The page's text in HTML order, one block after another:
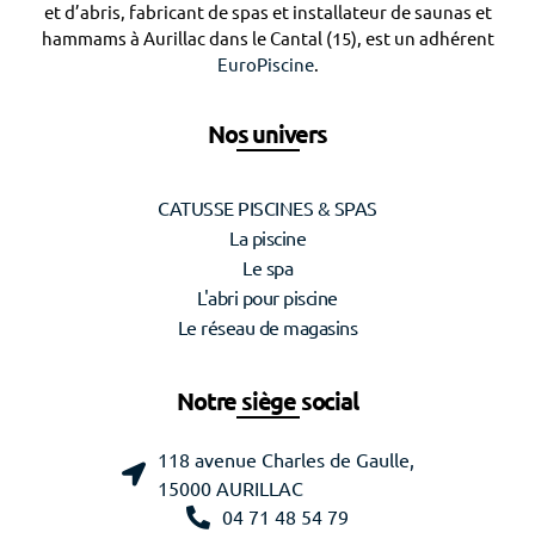
et d’abris, fabricant de spas et installateur de saunas et
hammams à Aurillac dans le Cantal (15), est un adhérent
EuroPiscine.
Nos univers
CATUSSE PISCINES & SPAS
La piscine
Le spa
L'abri pour piscine
Le réseau de magasins
Notre siège social
118 avenue Charles de Gaulle,
15000 AURILLAC
04 71 48 54 79